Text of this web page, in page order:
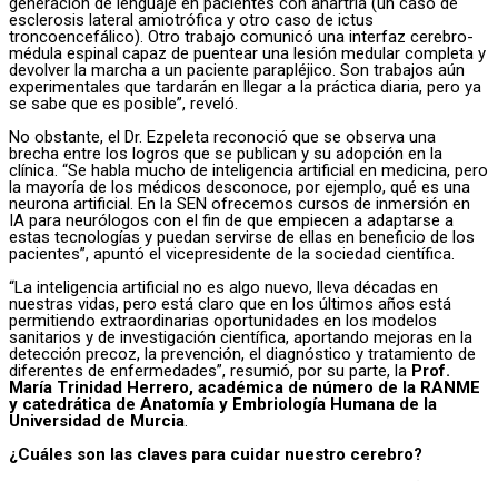
esclerosis lateral amiotrófica y otro caso de ictus
troncoencefálico). Otro trabajo comunicó una interfaz cerebro-
médula espinal capaz de puentear una lesión medular completa y
devolver la marcha a un paciente parapléjico. Son trabajos aún
experimentales que tardarán en llegar a la práctica diaria, pero ya
se sabe que es posible”, reveló.
No obstante, el Dr. Ezpeleta reconoció que se observa una
brecha entre los logros que se publican y su adopción en la
clínica. “Se habla mucho de inteligencia artificial en medicina, pero
la mayoría de los médicos desconoce, por ejemplo, qué es una
neurona artificial. En la SEN ofrecemos cursos de inmersión en
IA para neurólogos con el fin de que empiecen a adaptarse a
estas tecnologías y puedan servirse de ellas en beneficio de los
pacientes”, apuntó el vicepresidente de la sociedad científica.
“La inteligencia artificial no es algo nuevo, lleva décadas en
nuestras vidas, pero está claro que en los últimos años está
permitiendo extraordinarias oportunidades en los modelos
sanitarios y de investigación científica, aportando mejoras en la
detección precoz, la prevención, el diagnóstico y tratamiento de
diferentes de enfermedades”, resumió, por su parte, la Prof.
María Trinidad Herrero, académica de número de la RANME
y catedrática de Anatomía y Embriología Humana de la
Universidad de Murcia.
¿Cuáles son las claves para cuidar nuestro cerebro?